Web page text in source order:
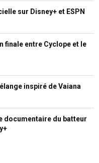
sur Disney+ et ESPN
finale entre Cyclope et le
inspiré de Vaiana
documentaire du batteur